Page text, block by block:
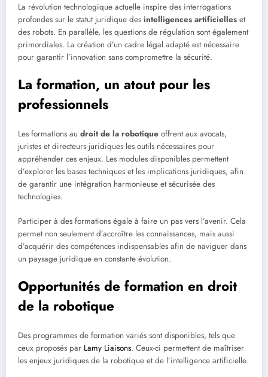
La révolution technologique actuelle inspire des interrogations
profondes sur le statut juridique des intelligences artificielles et
des robots. En parallèle, les questions de régulation sont également
primordiales. La création d’un cadre légal adapté est nécessaire
pour garantir l’innovation sans compromettre la sécurité.
La formation, un atout pour les
professionnels
Les formations au droit de la robotique offrent aux avocats,
juristes et directeurs juridiques les outils nécessaires pour
appréhender ces enjeux. Les modules disponibles permettent
d’explorer les bases techniques et les implications juridiques, afin
de garantir une intégration harmonieuse et sécurisée des
technologies.
Participer à des formations égale à faire un pas vers l’avenir. Cela
permet non seulement d’accroître les connaissances, mais aussi
d’acquérir des compétences indispensables afin de naviguer dans
un paysage juridique en constante évolution.
Opportunités de formation en droit
de la robotique
Des programmes de formation variés sont disponibles, tels que
ceux proposés par Lamy Liaisons. Ceux-ci permettent de maîtriser
les enjeux juridiques de la robotique et de l’intelligence artificielle.